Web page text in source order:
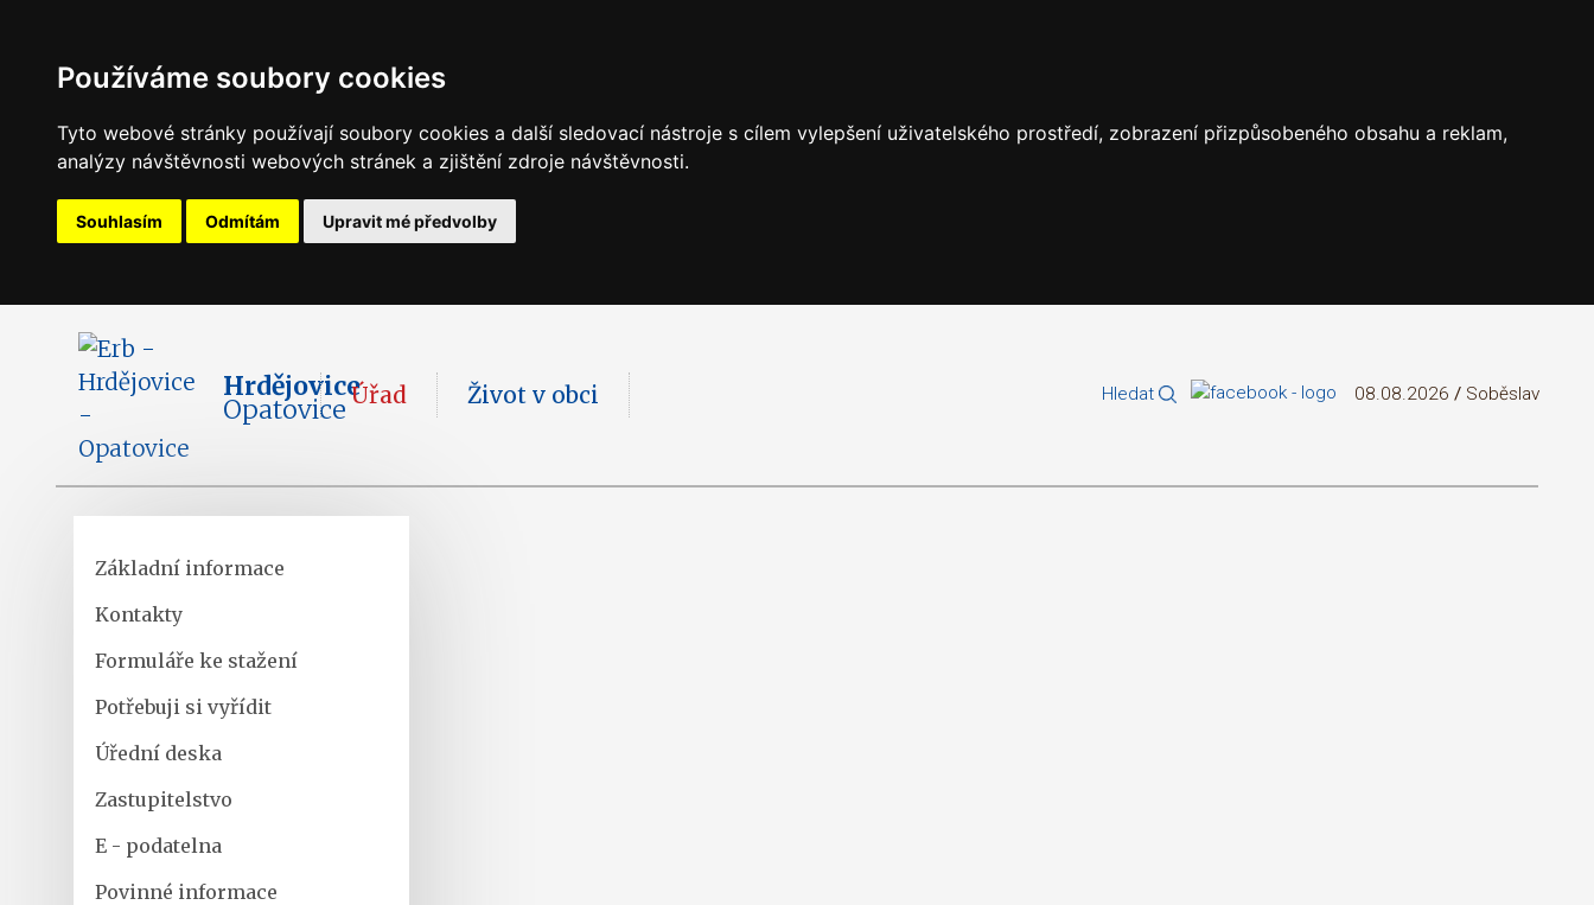
Používáme soubory cookies
Tyto webové stránky používají soubory cookies a další sledovací nástroje s cílem vylepšení uživatelského prostředí, zobrazení přizpůsobeného obsahu a reklam,
analýzy návštěvnosti webových stránek a zjištění zdroje návštěvnosti.
Souhlasím Odmítám Upravit mé předvolby
Hrdějovice
Opatovice Úřad Život v obci Hledat 08.08.2026 /Soběslav
Základní informace
Kontakty
Formuláře ke stažení
Potřebuji si vyřídit
Úřední deska
Zastupitelstvo
E - podatelna
Povinné informace